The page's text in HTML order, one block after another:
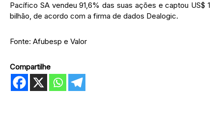
Pacífico SA vendeu 91,6% das suas ações e captou US$ 1
bilhão, de acordo com a firma de dados Dealogic.
Fonte: Afubesp e Valor
Compartilhe